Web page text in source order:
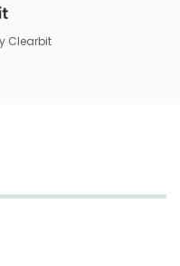
Clearbit